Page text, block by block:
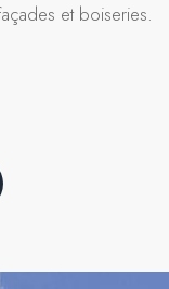
et boiseries.